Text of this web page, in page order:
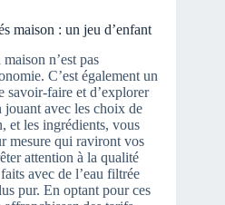
maison : un jeu d’enfant
n’est pas
C’est également un
savoir-faire et d’explorer
jouant avec les choix de
et les ingrédients, vous
mesure qui raviront vos
attention à la qualité
avec de l’eau filtrée
pur. En optant pour ces